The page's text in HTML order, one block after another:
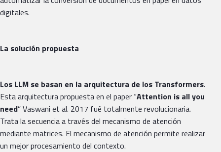
digitales.
La solución propuesta
Los LLM se basan en la arquitectura de los Transformers.
Esta arquitectura propuesta en el paper “Attention is all you
need” Vaswani et al. 2017 fué totalmente revolucionaria.
Trata la secuencia a través del mecanismo de atención
mediante matrices. El mecanismo de atención permite realizar
un mejor procesamiento del contexto.